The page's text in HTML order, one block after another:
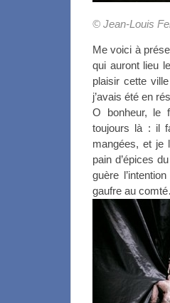
© Jean-Louis
Me voici à
qui auront lieu
plaisir cette
j’avais été en
O bonheur, le
toujours là : il
mangées, et je
pain d’épices
guère
gaufre au